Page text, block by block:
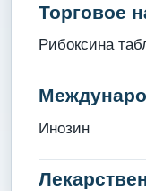
Торговое
Рибоксина
Инозин